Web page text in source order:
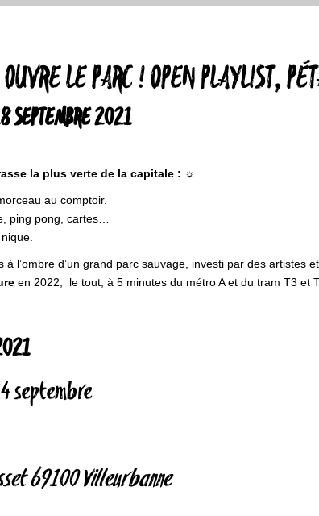
LE PARC ! OPEN PLAYLIST,
SEPTEMBRE 2021
la plus verte de la capitale : ☼
au comptoir.
ping pong, cartes…
l’ombre d’un grand parc sauvage, investi par des
en 2022, le tout, à 5 minutes du métro A et du tram T3 et
septembre
69100 Villeurbanne